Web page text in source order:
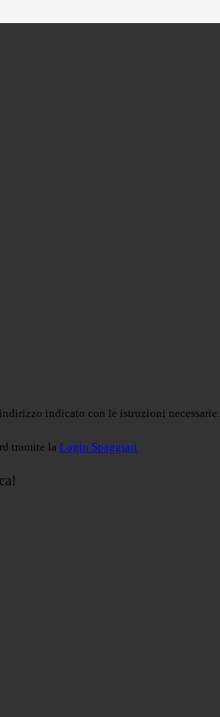
indicato con le istruzioni necessarie.
tramite la Login Spaggiari